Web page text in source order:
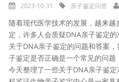
2023-10-31 亲子鉴定问答
随着现代医学技术的发展，越来
定，许多人会质疑DNA亲子鉴定
关于DNA亲子鉴定的问题和答案
子鉴定是否正确是一个常见的问
今天整理了一些关于DNA亲子鉴